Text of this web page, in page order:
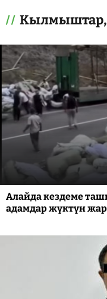
Кылмыштар,
Алайда кездеме
адамдар жүктүн